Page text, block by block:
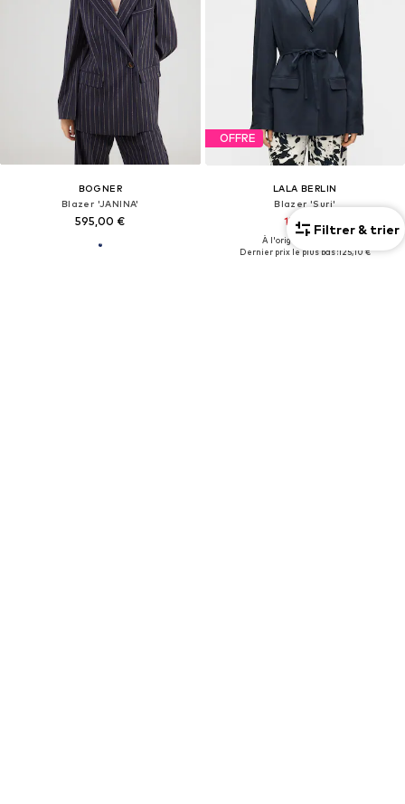
BOGNER
Blazer 'JANINA'
595,00 €
OFFRE
LALA BERLIN
Blazer 'Suri'
125,10 €
À l'origine : 349,00 €
Dernier prix le plus bas :125,10 €
Filtrer & trier